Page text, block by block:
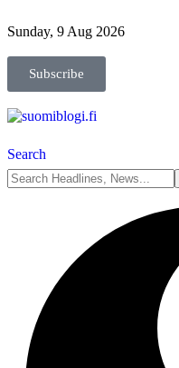
Sunday, 9 Aug 2026
Subscribe
Search